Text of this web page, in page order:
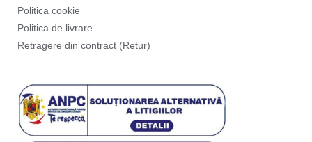
Politica cookie
Politica de livrare
Retragere din contract (Retur)